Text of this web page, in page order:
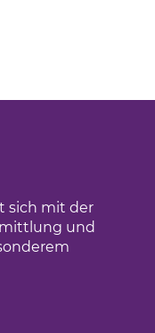
sich mit der
und